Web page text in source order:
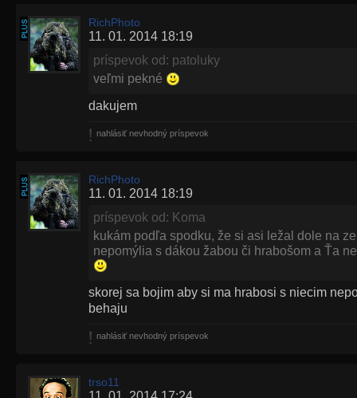
RichPhoto
11. 01. 2014 18:19
príspevok od: patoluky
veľmi pekné
dakujem
nahlásiť nevhodný príspevok
RichPhoto
11. 01. 2014 18:19
príspevok od: Koma
kukám podľa spodku, že si asi ležal dole na
nepomýlia s dákou žabou či hrabošom a Ťa
skorej sa bojim aby si ma hrabosi s niecim
behaju
nahlásiť nevhodný príspevok
trso11